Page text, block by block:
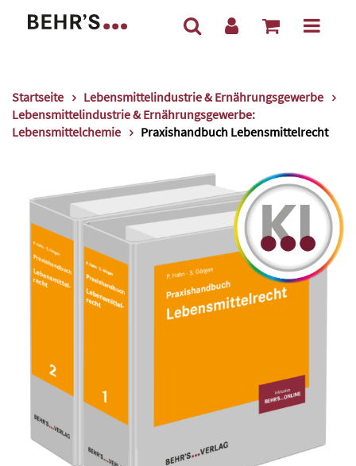
Startseite
Lebensmittelindustrie & Ernährungsgewerbe
Lebensmittelindustrie & Ernährungsgewerbe:
Lebensmittelchemie
Praxishandbuch Lebensmittelrecht